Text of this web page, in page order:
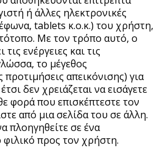
ή άλλες ηλεκτρονικές
tablets κ.ο.κ.) του χρήστη,
Με τον τρόπο αυτό, ο
ενέργειες και τις
το μέγεθος
απεικόνισης) για
δεν χρειάζεται να εισάγετε
φορά που επισκέπτεστε τον
από μια σελίδα του σε άλλη.
πλοηγηθείτε σε ένα
φιλικό προς τον χρήστη.